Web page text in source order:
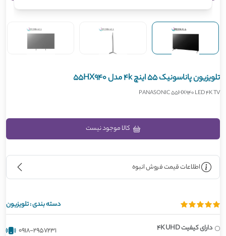
تلویزیون پاناسونیک 55 اینچ 4k مدل 55HX940
PANASONIC 55HX940 LED 4K TV
اطلاعات قیمت فروش انبوه
دسته بندی :تلویزیون
دارای کیفیت 4K UHD
0918-2957231